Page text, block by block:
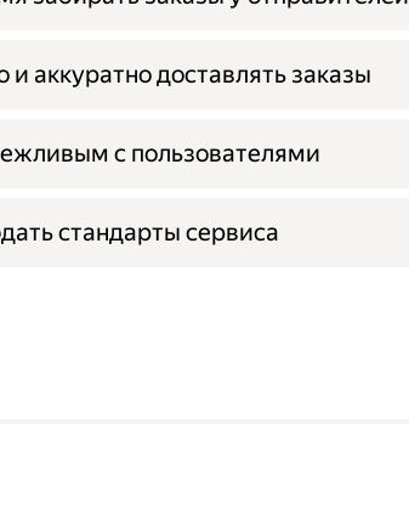
и аккуратно доставлять заказы
с пользователями
стандарты сервиса